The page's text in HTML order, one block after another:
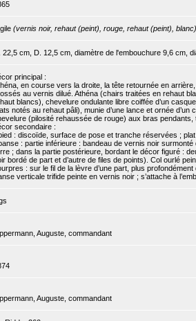
(vernis noir, rehaut (peint), rouge, rehaut (peint), blanc)
22,5 cm, D. 12,5 cm, diamètre de l'embouchure 9,6 cm,
principal :
en course vers la droite, la tête retournée en
au vernis dilué. Athéna (chairs traitées en rehaut
blancs), chevelure ondulante libre coiffée d’un
notés au rehaut pâli), munie d’une lance et ornée
(pilosité rehaussée de rouge) aux bras pendants,
secondaire :
: discoïde, surface de pose et tranche réservées ;
: partie inférieure : bandeau de vernis noir
; dans la partie postérieure, bordant le décor figuré :
bordé de part et d’autre de files de points). Col ourlé
: sur le fil de la lèvre d’une part, plus profondément
verticale trifide peinte en vernis noir ; s’attache à
Auguste, commandant
Auguste, commandant